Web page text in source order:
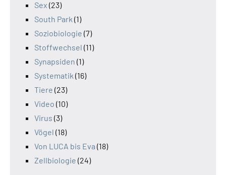
Sex (23)
South Park (1)
Soziobiologie (7)
Stoffwechsel (11)
Synapsiden (1)
Systematik (16)
Tiere (23)
Video (10)
Virus (3)
Vögel (18)
Von LUCA bis Eva (18)
Zellbiologie (24)